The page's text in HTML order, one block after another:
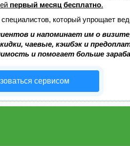
первый месяц бесплатно.
который упрощает
и напоминает им о
чаевые, кэшбэк и
и помогает больше
сервисом